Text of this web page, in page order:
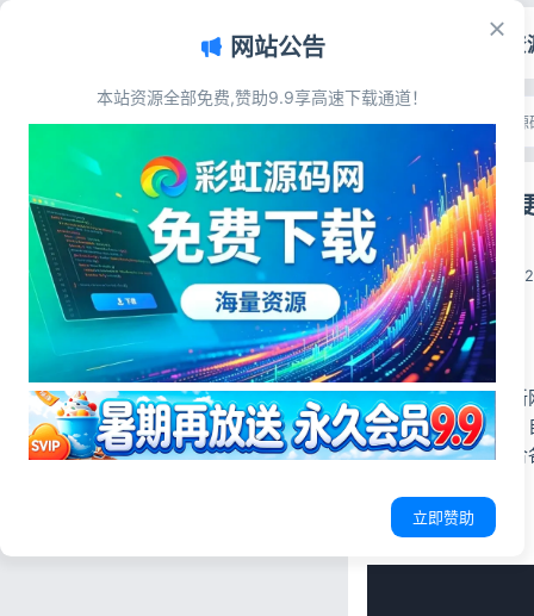
源码资
首页>源码资源>其他源
最新网站维护
彩虹源码网
2026-05-10
源码简介
彩虹源码网分享最新
移动端自适应布局
密无冗余代码，适
源码展示
文章目录
源码简介
源码展示
源码下载
网站公告
本站资源全部免费,赞助9.9享高速下载通道！
立即赞助